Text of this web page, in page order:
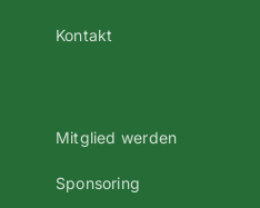
Kontakt
Mitglied werden
Sponsoring